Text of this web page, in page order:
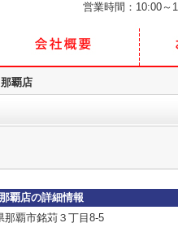
営業時間：10:00～
覇店
覇店の詳細情報
那覇市銘苅３丁目8-5